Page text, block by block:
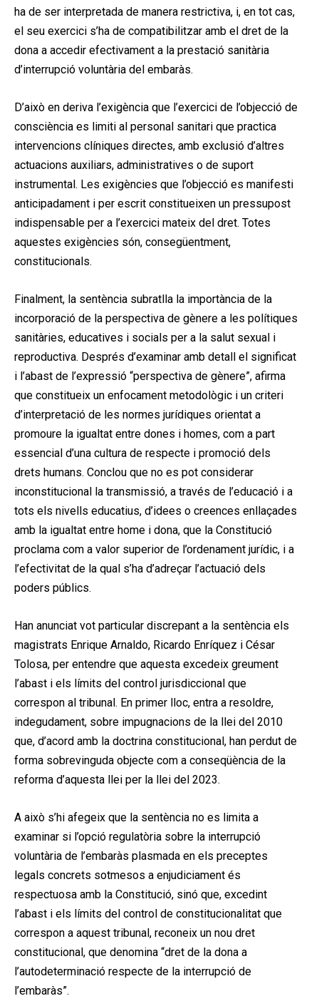
ha de ser interpretada de manera restrictiva, i, en tot cas,
el seu exercici s’ha de compatibilitzar amb el dret de la
dona a accedir efectivament a la prestació sanitària
d’interrupció voluntària del embaràs.
D’això en deriva l’exigència que l’exercici de l’objecció de
consciència es limiti al personal sanitari que practica
intervencions clíniques directes, amb exclusió d’altres
actuacions auxiliars, administratives o de suport
instrumental. Les exigències que l’objecció es manifesti
anticipadament i per escrit constitueixen un pressupost
indispensable per a l’exercici mateix del dret. Totes
aquestes exigències són, consegüentment,
constitucionals.
Finalment, la sentència subratlla la importància de la
incorporació de la perspectiva de gènere a les polítiques
sanitàries, educatives i socials per a la salut sexual i
reproductiva. Després d’examinar amb detall el significat
i l’abast de l’expressió “perspectiva de gènere”, afirma
que constitueix un enfocament metodològic i un criteri
d’interpretació de les normes jurídiques orientat a
promoure la igualtat entre dones i homes, com a part
essencial d’una cultura de respecte i promoció dels
drets humans. Conclou que no es pot considerar
inconstitucional la transmissió, a través de l’educació i a
tots els nivells educatius, d’idees o creences enllaçades
amb la igualtat entre home i dona, que la Constitució
proclama com a valor superior de l’ordenament jurídic, i a
l’efectivitat de la qual s’ha d’adreçar l’actuació dels
poders públics.
Han anunciat vot particular discrepant a la sentència els
magistrats Enrique Arnaldo, Ricardo Enríquez i César
Tolosa, per entendre que aquesta excedeix greument
l’abast i els límits del control jurisdiccional que
correspon al tribunal. En primer lloc, entra a resoldre,
indegudament, sobre impugnacions de la llei del 2010
que, d’acord amb la doctrina constitucional, han perdut de
forma sobrevinguda objecte com a conseqüència de la
reforma d’aquesta llei per la llei del 2023.
A això s’hi afegeix que la sentència no es limita a
examinar si l’opció regulatòria sobre la interrupció
voluntària de l’embaràs plasmada en els preceptes
legals concrets sotmesos a enjudiciament és
respectuosa amb la Constitució, sinó que, excedint
l’abast i els límits del control de constitucionalitat que
correspon a aquest tribunal, reconeix un nou dret
constitucional, que denomina “dret de la dona a
l’autodeterminació respecte de la interrupció de
l’embaràs”.